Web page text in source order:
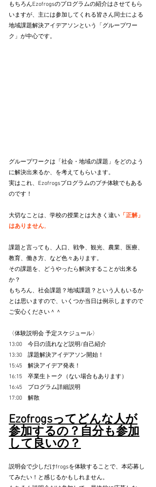
もちろんEzofrogsのプログラムの紹介はさせてもら
いますが、主には参加してくれる皆さん同士による
地域課題解決アイデアソンという「グループワー
ク」が中心です。
グループワークは「社会・地域の課題」をどのよう
に解決出来るか、を考えてもらいます。
実はこれ、Ezofrogsプログラムのプチ体験でもある
のです！
大切なことは、学校の授業とは大きく違い 「正解」
はありません。
課題と言っても、人口、戦争、観光、農業、医療、
教育、働き方、など色々あります。
その課題を、どうやったら解決することが出来る
か？
もちろん、社会課題？地域課題？という人もいるか
とは思いますので、いくつか当日は例示しますので
ご安心ください＾＾
〈体験説明会 予定スケジュール〉
13:00　今日の流れなど説明/自己紹介
13:30　課題解決アイデアソン開始！
15:45　解決アイデア発表！
16:15　卒業生トーク（ない場合もあります）
16:45　プログラム詳細説明
17:00　解散
Ezofrogsってどんな人が
参加するの？自分も参加
して良いの？
説明会で少しだけfrogsを体験することで、本応募し
てみたい！と感じるかもしれません。